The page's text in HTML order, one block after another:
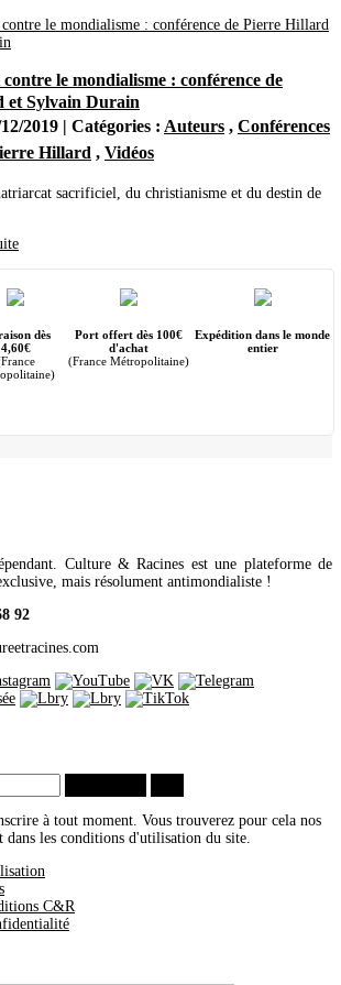
(27)
(29)
(38)
(32)
(19)
(23)
(36)
(31)
(47)
(42)
(31)
(37)
(19)
(40)
(20)
(28)
(16)
(29)
le mondialisme : conférence de
et Sylvain Durain
2019 | Catégories : Auteurs , Conférences
Hillard , Vidéos
sacrificiel, du christianisme et du destin de
dès
4,60€
Port offert dès 100€
d'achat
(France Métropolitaine)
Expédition dans le monde
entier
Culture & Racines est une plateforme de
mais résolument antimondialiste !
92
à tout moment. Vous trouverez pour cela nos
les conditions d'utilisation du site.
C&R